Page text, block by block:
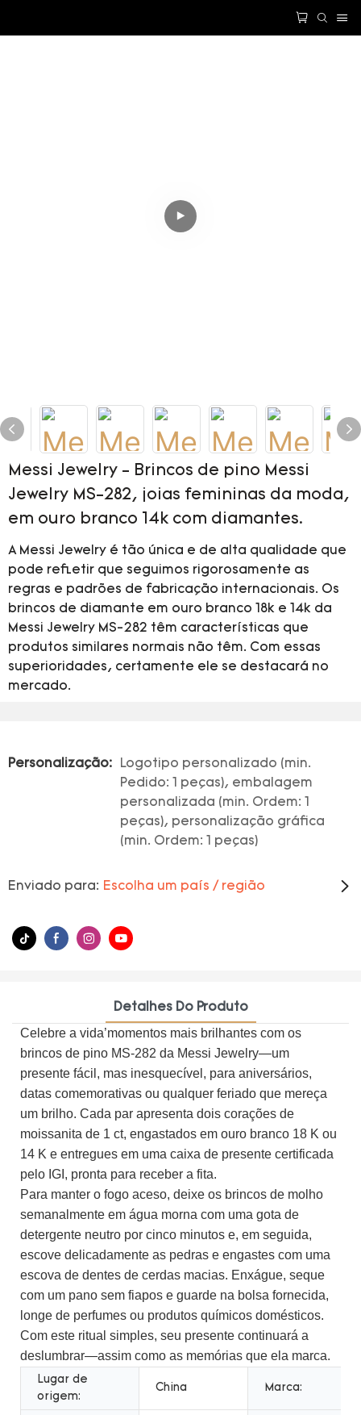
Messi Jewelry - Brincos de pino Messi
Jewelry MS-282, joias femininas da moda,
em ouro branco 14k com diamantes.
A Messi Jewelry é tão única e de alta qualidade que
pode refletir que seguimos rigorosamente as
regras e padrões de fabricação internacionais. Os
brincos de diamante em ouro branco 18k e 14k da
Messi Jewelry MS-282 têm características que
produtos similares normais não têm. Com essas
superioridades, certamente ele se destacará no
mercado.
Personalização:
Logotipo personalizado (min.
Pedido: 1 peças), embalagem
personalizada (min. Ordem: 1
peças), personalização gráfica
(min. Ordem: 1 peças)
Enviado para: Escolha um país / região
Detalhes Do Produto
Celebre a vida’momentos mais brilhantes com os
brincos de pino MS-282 da Messi Jewelry—um
presente fácil, mas inesquecível, para aniversários,
datas comemorativas ou qualquer feriado que mereça
um brilho. Cada par apresenta dois corações de
moissanita de 1 ct, engastados em ouro branco 18 K ou
14 K e entregues em uma caixa de presente certificada
pelo IGI, pronta para receber a fita.
Para manter o fogo aceso, deixe os brincos de molho
semanalmente em água morna com uma gota de
detergente neutro por cinco minutos e, em seguida,
escove delicadamente as pedras e engastes com uma
escova de dentes de cerdas macias. Enxágue, seque
com um pano sem fiapos e guarde na bolsa fornecida,
longe de perfumes ou produtos químicos domésticos.
Com este ritual simples, seu presente continuará a
deslumbrar—assim como as memórias que ela marca.
Lugar de
origem:
China Marca: